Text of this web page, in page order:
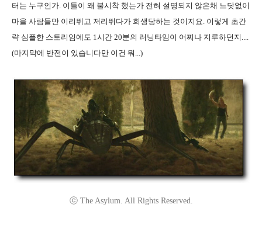
터는 누구인가. 이들이 왜 불시착 했는가 전혀 설명되지 않은채 느닷없이
마을 사람들만 이리뛰고 저리뛰다가 희생당하는 것이지요. 이렇게 초간
략 심플한 스토리임에도 1시간 20분의 러닝타임이 어찌나 지루하던지....
(마지막에 반전이 있습니다만 이건 뭐...)
ⓒ The Asylum. All Rights Reserved.